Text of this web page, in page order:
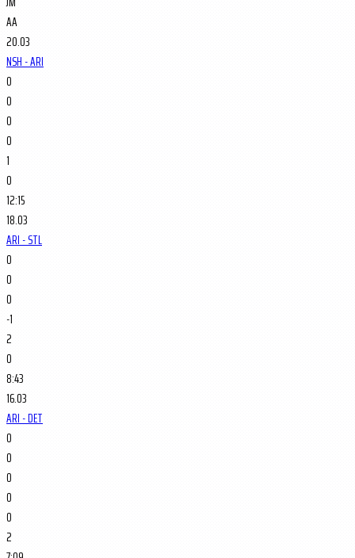
AA
20.03
NSH - ARI
0
0
0
0
1
0
12:15
18.03
ARI - STL
0
0
0
-1
2
0
8:43
16.03
ARI - DET
0
0
0
0
0
2